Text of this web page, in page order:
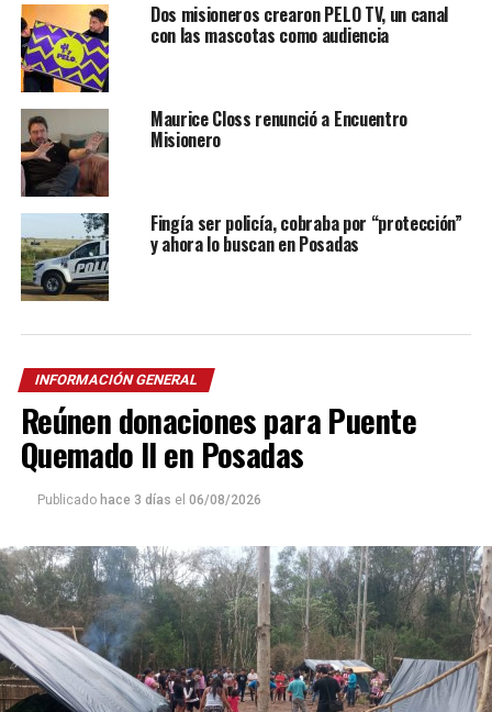
Dos misioneros crearon PELO TV, un canal
con las mascotas como audiencia
Maurice Closs renunció a Encuentro
Misionero
Fingía ser policía, cobraba por “protección”
y ahora lo buscan en Posadas
INFORMACIÓN GENERAL
Reúnen donaciones para Puente
Quemado II en Posadas
Publicado hace 3 días el 06/08/2026